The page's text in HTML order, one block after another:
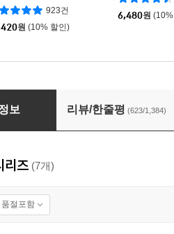
923건
원 (10% 할인)
6,480원
- Q&A a day (10주년 기념 한정
보 리뷰/한줄평 (623/1,384)
리즈 (7개)
품절포함